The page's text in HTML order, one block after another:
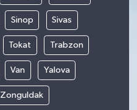
Sinop Sivas
Tokat Trabzon
Van Yalova
Zonguldak